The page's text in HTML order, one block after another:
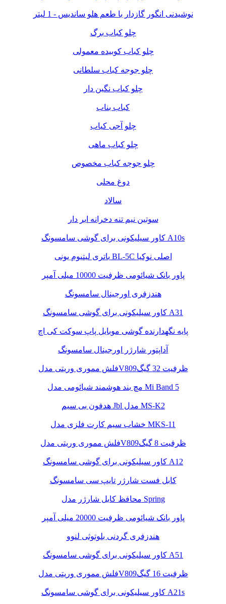
نوشیدنی انگور گازدار با طعم هلو ساندیس - 1 لیتر
چلو کباب برگ
چلو کباب کوبیده معمولی
چلو جوجه کباب سلطانی
چلو کباب نگین دار
کباب بناب
چلو آجی کباب
چلو کباب ماهی
چلو جوجه کباب مخصوص
دوغ محلی
سالاد
سوتین نیم تنه دخرانه ابر دار
کاور سیلیکونی برای گوشی سامسونگ A10s
باتری لیتیوم یونی BL-5C اصلی نوکیا
پاور بانک شیائومی ظرفیت 10000 میلی آمپر
هندزفری اورجینال سامسونگ
کاور سیلیکونی برای گوشی سامسونگ A31
پایه نگهدارنده گوشی موبایل پاپ سوکت کی اچ
آداپتور شارژر اورجینال سامسونگ
فلش مموری وریتی مدلV809ظرفیت 32 گیگ
مچ بند هوشمند شیائومی مدل Mi Band 5
هدفون بی سیم Jbl مدل MS-K2
خشاب سیم کارت فلزی مدل MKS-11
فلش مموری وریتی مدلV809ظرفیت 8 گیگ
کاور سیلیکونی برای گوشی سامسونگ A12
کابل فست شارژر تایپ سی سامسونگ
محافظ کابل شارژر مدل Spring
پاور بانک شیائومی ظرفیت 20000 میلی آمپر
هندزفری گردنی بلوتوثی لنوو
کاور سیلیکونی برای گوشی سامسونگ A51
فلش مموری وریتی مدلV809ظرفیت 16 گیگ
کاور سیلیکونی برای گوشی سامسونگ A21s